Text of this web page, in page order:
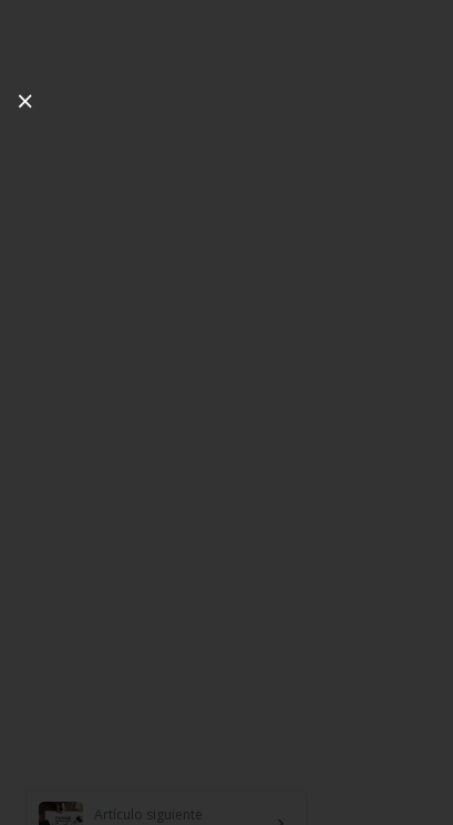
Artículo siguiente
×